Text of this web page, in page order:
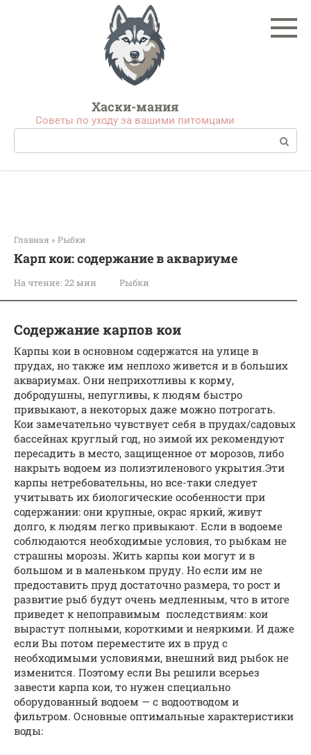
Хаски-мания
Советы по уходу за вашими питомцами
Поиск:
Главная » Рыбки
Карп кои: содержание в аквариуме
На чтение: 22 мин Рыбки
Содержание карпов кои
Карпы кои в основном содержатся на улице в
прудах, но также им неплохо живется и в больших
аквариумах. Они неприхотливы к корму,
добродушны, непугливы, к людям быстро
привыкают, а некоторых даже можно потрогать.
Кои замечательно чувствует себя в прудах/садовых
бассейнах круглый год, но зимой их рекомендуют
пересадить в место, защищенное от морозов, либо
накрыть водоем из полиэтиленового укрытия.Эти
карпы нетребовательны, но все-таки следует
учитывать их биологические особенности при
содержании: они крупные, окрас яркий, живут
долго, к людям легко привыкают. Если в водоеме
соблюдаются необходимые условия, то рыбкам не
страшны морозы. Жить карпы кои могут и в
большом и в маленьком пруду. Но если им не
предоставить пруд достаточно размера, то рост и
развитие рыб будут очень медленным, что в итоге
приведет к непоправимым последствиям: кои
вырастут полными, короткими и неяркими. И даже
если Вы потом переместите их в пруд с
необходимыми условиями, внешний вид рыбок не
изменится. Поэтому если Вы решили всерьез
завести карпа кои, то нужен специально
оборудованный водоем — с водоотводом и
фильтром. Основные оптимальные характеристики
воды: